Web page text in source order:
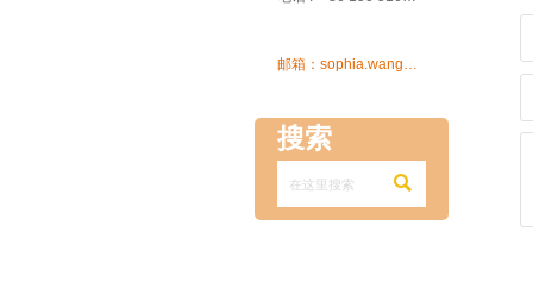
 邮箱：sophia.wang@ksrcd.com
搜索
